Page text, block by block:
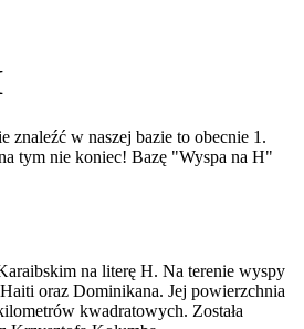
znaleźć w naszej bazie to obecnie 1.
tym nie koniec! Bazę "Wyspa na H"
na literę H. Na terenie wyspy
oraz Dominikana. Jej powierzchnia
kwadratowych. Została